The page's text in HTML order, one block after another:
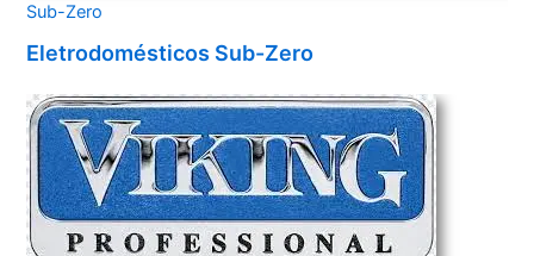
Sub-Zero
Eletrodomésticos Sub-Zero